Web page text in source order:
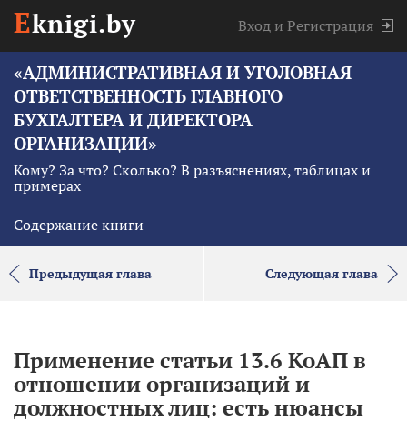
Eknigi.by Вход и Регистрация
«АДМИНИСТРАТИВНАЯ И УГОЛОВНАЯ
ОТВЕТСТВЕННОСТЬ ГЛАВНОГО
БУХГАЛТЕРА И ДИРЕКТОРА
ОРГАНИЗАЦИИ»
Кому? За что? Сколько? В разъяснениях, таблицах и
примерах
Содержание книги
Предыдущая глава Следующая глава
Применение статьи 13.6 КоАП в
отношении организаций и
должностных лиц: есть нюансы